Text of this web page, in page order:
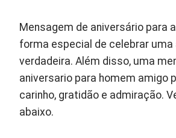
Mensagem de aniversário para
forma especial de celebrar uma
verdadeira. Além disso, uma
aniversario para homem amigo
carinho, gratidão e admiração.
abaixo.